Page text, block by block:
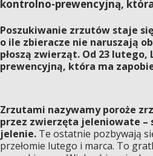
kontrolno-prewencyjną,
Poszukiwanie zrzutów staje
o ile zbieracze nie naruszają
płoszą zwierząt. Od 23
prewencyjną, która ma
Zrzutami nazywamy poroże
przez zwierzęta jeleniowate –
jelenie. Te ostatnie pozbywają
przełomie lutego i marca. To